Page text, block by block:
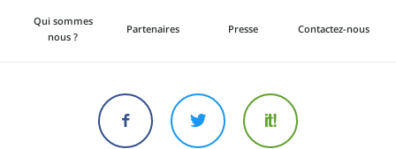
Qui sommes
nous ?
Partenaires Presse Contactez-nous